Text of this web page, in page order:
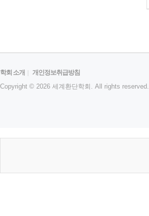
학회 소개 | 개인정보취급방침
Copyright © 2026 세계환단학회. All rights reserved.